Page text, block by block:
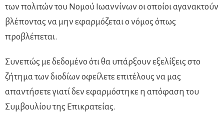
των πολιτών του Νομού Ιωαννίνων οι οποίοι αγανακτούν
βλέποντας να μην εφαρμόζεται ο νόμος όπως
προβλέπεται.
Συνεπώς με δεδομένο ότι θα υπάρξουν εξελίξεις στο
ζήτημα των διοδίων οφείλετε επιτέλους να μας
απαντήσετε γιατί δεν εφαρμόστηκε η απόφαση του
Συμβουλίου της Επικρατείας.